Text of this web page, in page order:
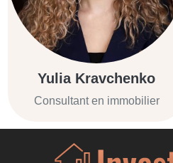
Yulia Kravchenko
Consultant en immobilier